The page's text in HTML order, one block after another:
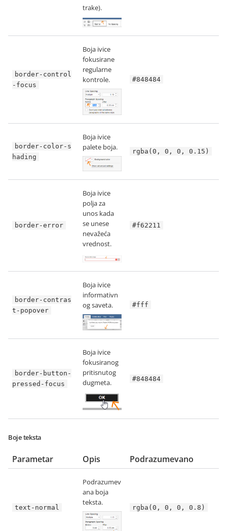
trake).
border-control
-focus
Boja ivice
fokusirane
regularne
kontrole.
#848484
border-color-s
hading
Boja ivice
palete boja.
rgba(0, 0, 0, 0.15)
border-error
Boja ivice
polja za
unos kada
se unese
nevažeća
vrednost.
#f62211
border-contras
t-popover
Boja ivice
informativn
og saveta.
#fff
border-button-
pressed-focus
Boja ivice
fokusiranog
pritisnutog
dugmeta.
#848484
Boje teksta
Parametar Opis Podrazumevano
text-normal
Podrazumev
ana boja
teksta.
rgba(0, 0, 0, 0.8)